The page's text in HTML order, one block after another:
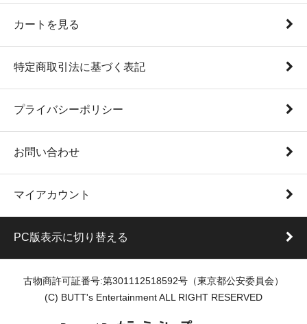
カートを見る
特定商取引法に基づく表記
プライバシーポリシー
お問い合わせ
マイアカウント
PC版表示に切り替える
古物商許可証番号:第301112518592号（東京都公安委員会）
(C) BUTT's Entertainment ALL RIGHT RESERVED